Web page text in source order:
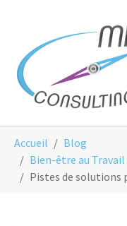
Accueil
Blog
Bien-être au Travail
Pistes de solutions